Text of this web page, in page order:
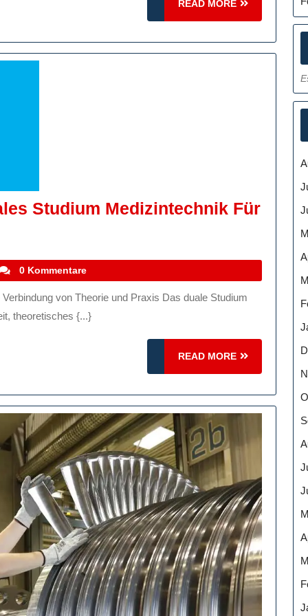
READ MORE
READ
MORE
Studium Medizintechnik Für
stefanocoletti
0 Kommentare
theoretisches {...}
READ MORE
READ
MORE